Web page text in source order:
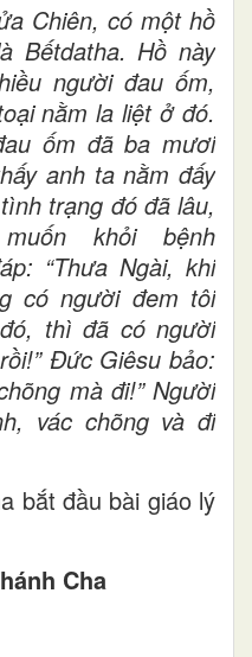
Chiên, có một hồ
Bếtdatha. Hồ này
người đau ốm,
nằm la liệt ở đó.
ốm đã ba mươi
anh ta nằm đấy
trạng đó đã lâu,
khỏi bệnh
“Thưa Ngài, khi
có người đem tôi
thì đã có người
Đức Giêsu bảo:
mà đi!” Người
vác chõng và đi
bắt đầu bài giáo lý
Cha